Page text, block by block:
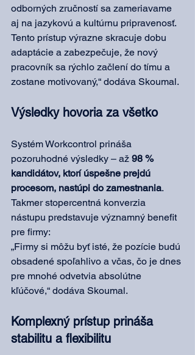
odborných zručností sa zameriavame
aj na jazykovú a kultúrnu pripravenosť.
Tento prístup výrazne skracuje dobu
adaptácie a zabezpečuje, že nový
pracovník sa rýchlo začlení do tímu a
zostane motivovaný,“ dodáva Skoumal.
Výsledky hovoria za všetko
Systém Workcontrol prináša
pozoruhodné výsledky – až 98 %
kandidátov, ktorí úspešne prejdú
procesom, nastúpi do zamestnania.
Takmer stopercentná konverzia
nástupu predstavuje významný benefit
pre firmy:
„Firmy si môžu byť isté, že pozície budú
obsadené spoľahlivo a včas, čo je dnes
pre mnohé odvetvia absolútne
kľúčové,“ dodáva Skoumal.
Komplexný prístup prináša
stabilitu a flexibilitu